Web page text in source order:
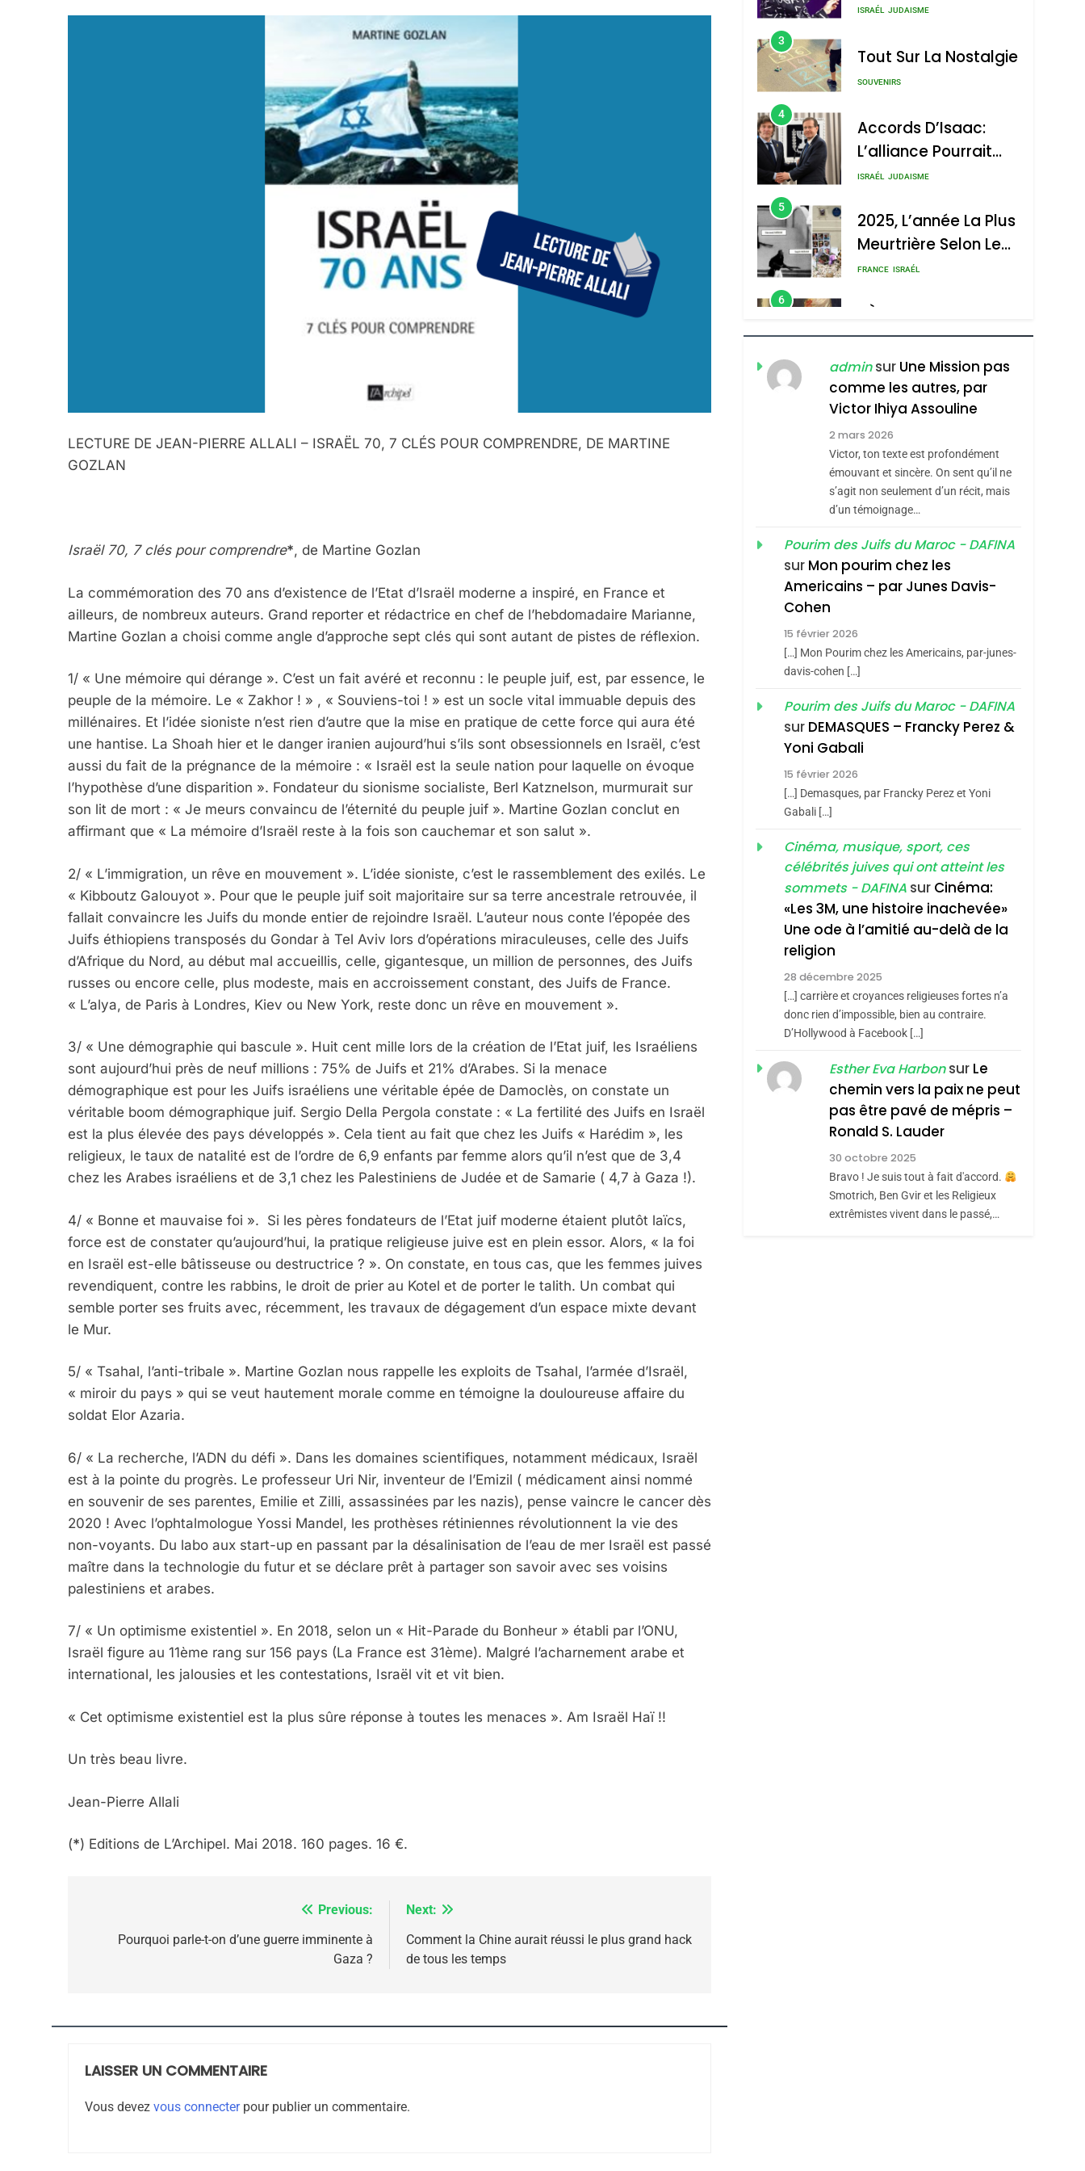
LECTURE DE JEAN-PIERRE ALLALI – ISRAËL 70, 7 CLÉS POUR COMPRENDRE, DE MARTINE
GOZLAN
Israël 70, 7 clés pour comprendre*, de Martine Gozlan
La commémoration des 70 ans d’existence de l’Etat d’Israël moderne a inspiré, en France et
ailleurs, de nombreux auteurs. Grand reporter et rédactrice en chef de l’hebdomadaire Marianne,
Martine Gozlan a choisi comme angle d’approche sept clés qui sont autant de pistes de réflexion.
1/ « Une mémoire qui dérange ». C’est un fait avéré et reconnu : le peuple juif, est, par essence, le
peuple de la mémoire. Le « Zakhor ! » , « Souviens-toi ! » est un socle vital immuable depuis des
millénaires. Et l’idée sioniste n’est rien d’autre que la mise en pratique de cette force qui aura été
une hantise. La Shoah hier et le danger iranien aujourd’hui s’ils sont obsessionnels en Israël, c’est
aussi du fait de la prégnance de la mémoire : « Israël est la seule nation pour laquelle on évoque
l’hypothèse d’une disparition ». Fondateur du sionisme socialiste, Berl Katznelson, murmurait sur
son lit de mort : « Je meurs convaincu de l’éternité du peuple juif ». Martine Gozlan conclut en
affirmant que « La mémoire d’Israël reste à la fois son cauchemar et son salut ».
2/ « L’immigration, un rêve en mouvement ». L’idée sioniste, c’est le rassemblement des exilés. Le
« Kibboutz Galouyot ». Pour que le peuple juif soit majoritaire sur sa terre ancestrale retrouvée, il
fallait convaincre les Juifs du monde entier de rejoindre Israël. L’auteur nous conte l’épopée des
Juifs éthiopiens transposés du Gondar à Tel Aviv lors d’opérations miraculeuses, celle des Juifs
d’Afrique du Nord, au début mal accueillis, celle, gigantesque, un million de personnes, des Juifs
russes ou encore celle, plus modeste, mais en accroissement constant, des Juifs de France.
« L’alya, de Paris à Londres, Kiev ou New York, reste donc un rêve en mouvement ».
3/ « Une démographie qui bascule ». Huit cent mille lors de la création de l’Etat juif, les Israéliens
sont aujourd’hui près de neuf millions : 75% de Juifs et 21% d’Arabes. Si la menace
démographique est pour les Juifs israéliens une véritable épée de Damoclès, on constate un
véritable boom démographique juif. Sergio Della Pergola constate : « La fertilité des Juifs en Israël
est la plus élevée des pays développés ». Cela tient au fait que chez les Juifs « Harédim », les
religieux, le taux de natalité est de l’ordre de 6,9 enfants par femme alors qu’il n’est que de 3,4
chez les Arabes israéliens et de 3,1 chez les Palestiniens de Judée et de Samarie ( 4,7 à Gaza !).
4/ « Bonne et mauvaise foi ». Si les pères fondateurs de l’Etat juif moderne étaient plutôt laïcs,
force est de constater qu’aujourd’hui, la pratique religieuse juive est en plein essor. Alors, « la foi
en Israël est-elle bâtisseuse ou destructrice ? ». On constate, en tous cas, que les femmes juives
revendiquent, contre les rabbins, le droit de prier au Kotel et de porter le talith. Un combat qui
semble porter ses fruits avec, récemment, les travaux de dégagement d’un espace mixte devant
le Mur.
5/ « Tsahal, l’anti-tribale ». Martine Gozlan nous rappelle les exploits de Tsahal, l’armée d’Israël,
« miroir du pays » qui se veut hautement morale comme en témoigne la douloureuse affaire du
soldat Elor Azaria.
6/ « La recherche, l’ADN du défi ». Dans les domaines scientifiques, notamment médicaux, Israël
est à la pointe du progrès. Le professeur Uri Nir, inventeur de l’Emizil ( médicament ainsi nommé
en souvenir de ses parentes, Emilie et Zilli, assassinées par les nazis), pense vaincre le cancer dès
2020 ! Avec l’ophtalmologue Yossi Mandel, les prothèses rétiniennes révolutionnent la vie des
non-voyants. Du labo aux start-up en passant par la désalinisation de l’eau de mer Israël est passé
maître dans la technologie du futur et se déclare prêt à partager son savoir avec ses voisins
palestiniens et arabes.
7/ « Un optimisme existentiel ». En 2018, selon un « Hit-Parade du Bonheur » établi par l’ONU,
Israël figure au 11ème rang sur 156 pays (La France est 31ème). Malgré l’acharnement arabe et
international, les jalousies et les contestations, Israël vit et vit bien.
« Cet optimisme existentiel est la plus sûre réponse à toutes les menaces ». Am Israël Haï !!
Un très beau livre.
Jean-Pierre Allali
(*) Editions de L’Archipel. Mai 2018. 160 pages. 16 €.
Previous:
Pourquoi parle-t-on d’une guerre imminente à
Gaza ?
Next:
Comment la Chine aurait réussi le plus grand hack
de tous les temps
LAISSER UN COMMENTAIRE
Vous devez vous connecterpour publier un commentaire.
Nouvelle Chanson De
ISRAÉL JUDAISME
3
Tout Sur La Nostalgie
SOUVENIRS
4
Accords D’Isaac:
L’alliance Pourrait
S’étendre À 13 Pays
ISRAÉL JUDAISME
5
2025, L’année La Plus
Meurtrière Selon Le
Rapport D’ADL
FRANCE ISRAÉL
6
FIÈRE, DIGNE ET
RÉSILIENTE :
POURQUOI JE
REVENDIQUE MA
JUDAÏTE Par Thérèse
Zrihen-Dvir
ISRAÉL JUDAISME
CE QUI NOUS
MANQUE – Jacques
Hadida
JUDAISME
Maroc : Les Amandes
De Tafraout, Le Miel
De Tadla Azilal
Consacrés Produits
Du Terroir
DAFINA MAROC
Oeil Ravageur –
2
Dis Guerre»: La
Nouvelle Chanson De
Boy George
ISRAÉL JUDAISME
Accords D’Isaac:
L’alliance Pourrait
S’étendre À 13 Pays
D’Amérique Latine
ISRAÉL JUDAISME
5
Meurtrière Selon Le
Rapport D’ADL
Contre
L’antisémitisme
FRANCE ISRAÉL
FIÈRE, DIGNE ET
RÉSILIENTE :
POURQUOI JE
REVENDIQUE MA
JUDAÏTE Par Thérèse
Zrihen-Dvir
ISRAÉL JUDAISME
CE QUI NOUS
MANQUE – Jacques
Hadida
JUDAISME
Maroc : Les Amandes
adminsur Une Mission pas
comme les autres, par
Victor Ihiya Assouline
2 mars 2026
Victor, ton texte est profondément
émouvant et sincère. On sent qu’il ne
s’agit non seulement d’un récit, mais
d’un témoignage…
Pourim des Juifs du Maroc - DAFINA
sur Mon pourim chez les
Americains – par Junes Davis-
Cohen
15 février 2026
[…] Mon Pourim chez les Americains, par-junes-
davis-cohen […]
Pourim des Juifs du Maroc - DAFINA
sur DEMASQUES – Francky Perez &
Yoni Gabali
15 février 2026
[…] Demasques, par Francky Perez et Yoni
Gabali […]
Cinéma, musique, sport, ces
célébrités juives qui ont atteint les
sommets - DAFINA sur Cinéma:
«Les 3M, une histoire inachevée»
Une ode à l’amitié au-delà de la
religion
28 décembre 2025
[…] carrière et croyances religieuses fortes n’a
donc rien d’impossible, bien au contraire.
D’Hollywood à Facebook […]
Esther Eva Harbonsur Le
chemin vers la paix ne peut
pas être pavé de mépris –
Ronald S. Lauder
30 octobre 2025
Bravo ! Je suis tout à fait d'accord.
Smotrich, Ben Gvir et les Religieux
extrêmistes vivent dans le passé,…
2025, L’année La Plus Meurtrière Selon Le Rapport D’ADL Contre L’antisémitisme
6
CE QUI NOUS MANQUE – Jacques Hadida